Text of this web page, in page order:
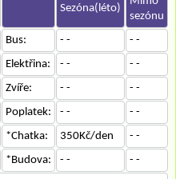
Sezóna(léto)
sezónu
Bus: - -
- -
Elektřina: - -
- -
Zvíře: - -
- -
Poplatek: - -
- -
*Chatka: 350Kč/den
- -
*Budova: - -
- -